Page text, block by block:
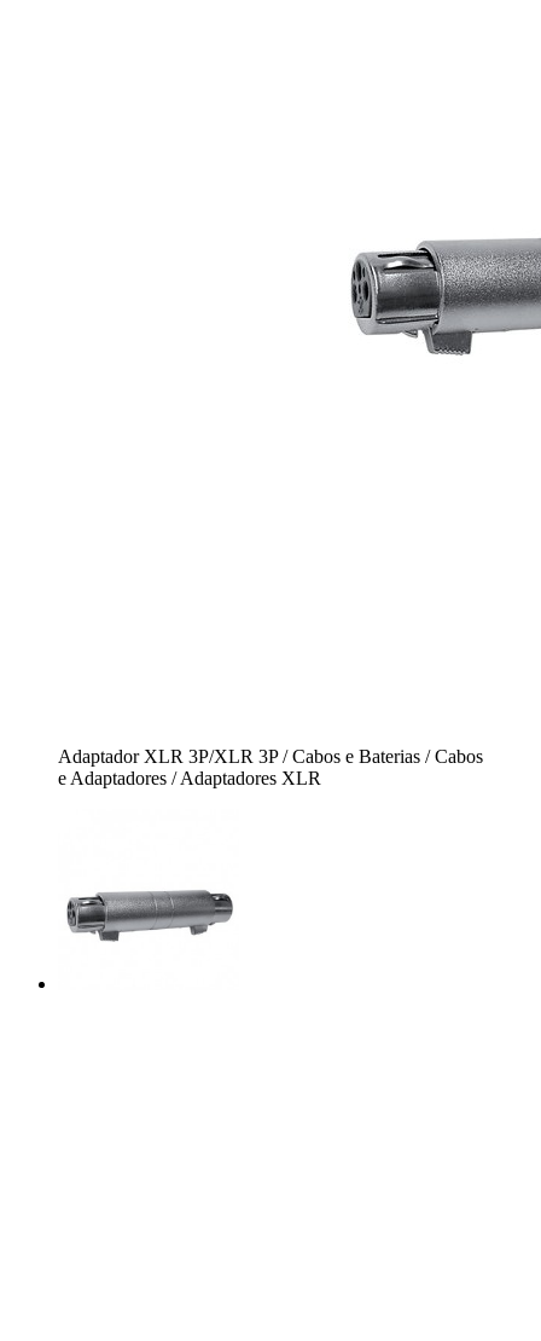
Adaptador XLR 3P/XLR 3P / Cabos e Baterias / Cabos
e Adaptadores / Adaptadores XLR